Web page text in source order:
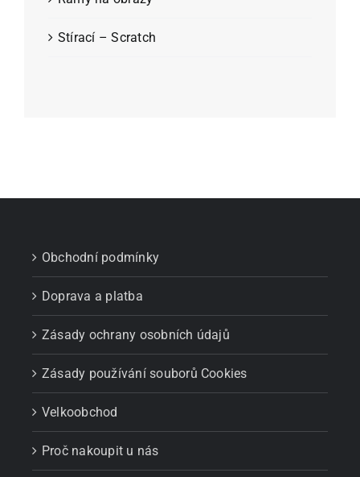
Stírací – Scratch
Obchodní podmínky
Doprava a platba
Zásady ochrany osobních údajů
Zásady používání souborů Cookies
Velkoobchod
Proč nakoupit u nás